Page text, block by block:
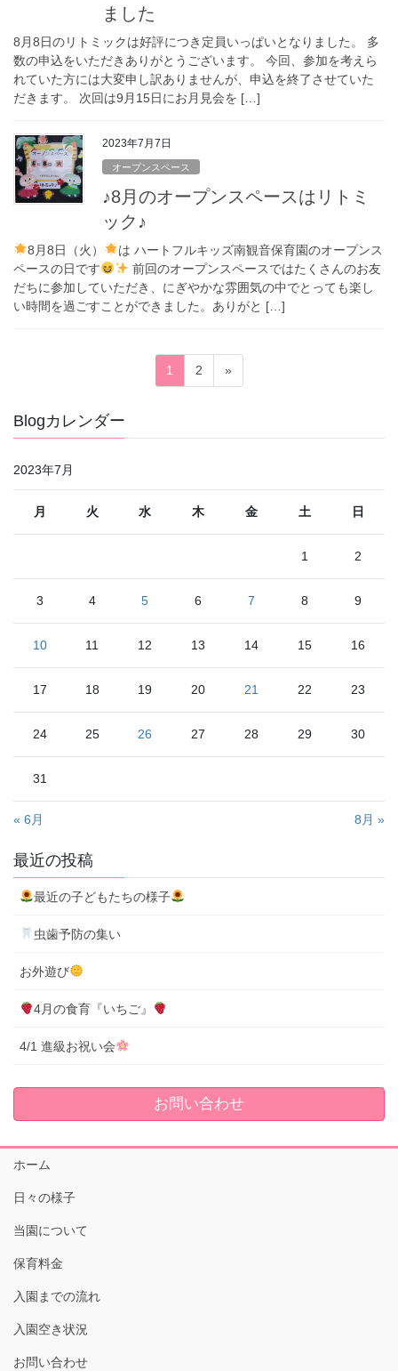
ました
8月8日のリトミックは好評につき定員いっぱいとなりました。 多
数の申込をいただきありがとうございます。 今回、参加を考えら
れていた方には大変申し訳ありませんが、申込を終了させていた
だきます。 次回は9月15日にお月見会を […]
2023年7月7日
オープンスペース
♪8月のオープンスペースはリトミ
ック♪
8月8日（火）
は ハートフルキッズ南観音保育園のオープンス
ペースの日です
前回のオープンスペースではたくさんのお友
だちに参加していただき、にぎやかな雰囲気の中でとっても楽し
い時間を過ごすことができました。ありがと […]
の
ペ
ー
ジ
送
固
定
1
固
定
2 »
Blogカレンダー
2023年7月
月 火 水 木 金 土 日
1 2
3 4 5 6 7 8 9
10 11 12 13 14 15 16
17 18 19 20 21 22 23
24 25 26 27 28 29 30
31
« 6月 8月 »
最近の投稿
最近の子どもたちの様子
虫歯予防の集い
お外遊び
4月の食育『いちご』
4/1 進級お祝い会
お問い合わせ
ホーム
日々の様子
当園について
保育料金
入園までの流れ
入園空き状況
お問い合わせ